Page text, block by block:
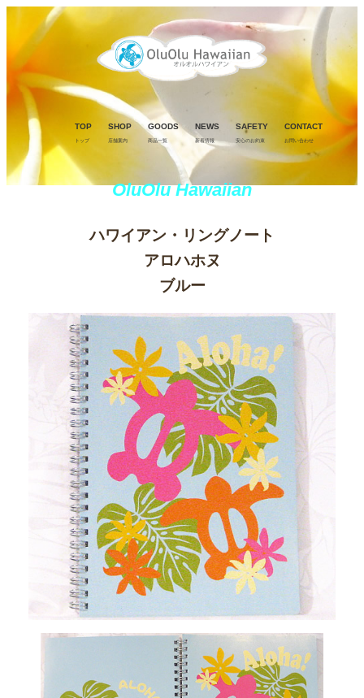
TOP
トップ
SHOP
店舗案内
GOODS
商品一覧
NEWS
新着情報
SAFETY
安心のお約束
CONTACT
お問い合わせ
OluOlu Hawaiian
ハワイアン・リングノート
アロハホヌ
ブルー